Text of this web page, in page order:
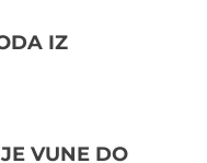
IZ
VUNE DO